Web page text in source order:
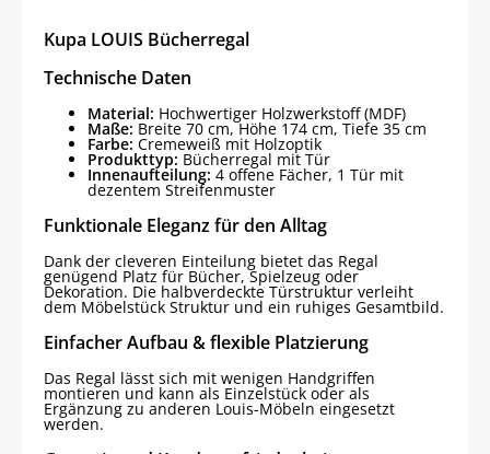
Kupa LOUIS Bücherregal
Technische Daten
Material: Hochwertiger Holzwerkstoff (MDF)
Maße: Breite 70 cm, Höhe 174 cm, Tiefe 35 cm
Farbe: Cremeweiß mit Holzoptik
Produkttyp: Bücherregal mit Tür
Innenaufteilung: 4 offene Fächer, 1 Tür mit
dezentem Streifenmuster
Funktionale Eleganz für den Alltag
Dank der cleveren Einteilung bietet das Regal
genügend Platz für Bücher, Spielzeug oder
Dekoration. Die halbverdeckte Türstruktur verleiht
dem Möbelstück Struktur und ein ruhiges Gesamtbild.
Einfacher Aufbau & flexible Platzierung
Das Regal lässt sich mit wenigen Handgriffen
montieren und kann als Einzelstück oder als
Ergänzung zu anderen Louis-Möbeln eingesetzt
werden.